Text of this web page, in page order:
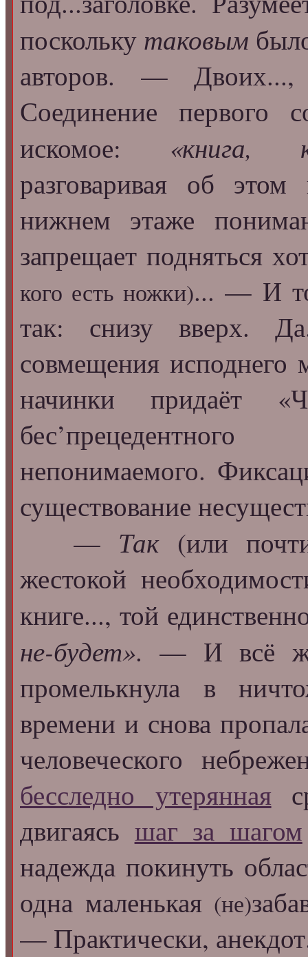
поскольку таковым
авторов. —
Соединение
искомое: «книга,
разговаривая об
нижнем этаже
запрещает подняться
кого есть ножки)... — И
так: снизу вверх.
совмещения
начинки придаёт
непонимаемого.
существование
— Так(или
жестокой
книге..., той
не-будет». — И всё
промелькнула в
времени и снова
человеческого
бесследно утерянная
двигаясь шаг за шагом
надежда покинуть
одна маленькая (не)
— Практически,